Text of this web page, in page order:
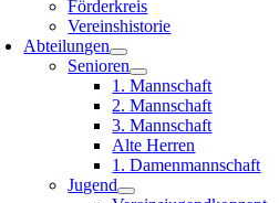
Förderkreis
Vereinshistorie
Abteilungen
Senioren
1. Mannschaft
2. Mannschaft
3. Mannschaft
Alte Herren
1. Damenmannschaft
Jugend